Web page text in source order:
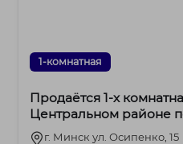
1-комнатная
Продаётся 1-х
Центральном районе
Осипенко дом 15
г. Минск ул. Осипенко, 15